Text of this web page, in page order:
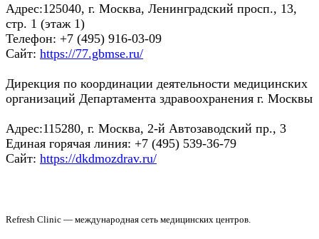
Адрес:125040, г. Москва, Ленинградский просп., 13,
стр. 1 (этаж 1)
Телефон: +7 (495) 916-03-09
Сайт: https://77.gbmse.ru/
Дирекция по координации деятельности медицинских
организаций Департамента здравоохранения г. Москвы
Адрес:115280, г. Москва, 2-й Автозаводский пр., 3
Единая горячая линия: +7 (495) 539-36-79
Сайт: https://dkdmozdrav.ru/
Refresh Clinic — международная сеть медицинских центров.